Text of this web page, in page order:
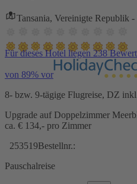
Tansania, Vereinigte Republik
Für dieses Hotel liegen 238
von 89% vor
8- bzw. 9-tägige Flugreise, DZ
Upgrade auf Doppelzimmer
ca. € 134,- pro Zimmer
253519Bestellnr.:
Pauschalreise